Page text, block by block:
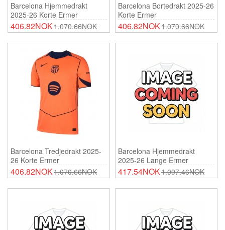
Barcelona Hjemmedrakt
2025-26 Korte Ermer
406.82NOK1.070.66NOK
Barcelona Bortedrakt 2025-26
Korte Ermer
406.82NOK1.070.66NOK
Barcelona Tredjedrakt 2025-
26 Korte Ermer
406.82NOK1.070.66NOK
Barcelona Hjemmedrakt
2025-26 Lange Ermer
417.54NOK1.097.46NOK